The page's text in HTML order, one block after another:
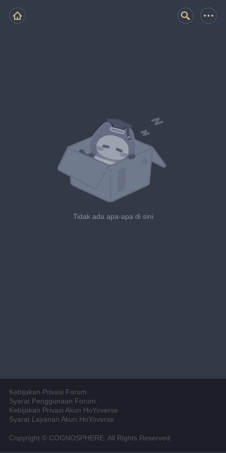
Tidak ada apa-apa di sini
Kebijakan Privasi Forum
Syarat Penggunaan Forum
Kebijakan Privasi Akun HoYoverse
Syarat Layanan Akun HoYoverse
Copyright © COGNOSPHERE. All Rights Reserved.